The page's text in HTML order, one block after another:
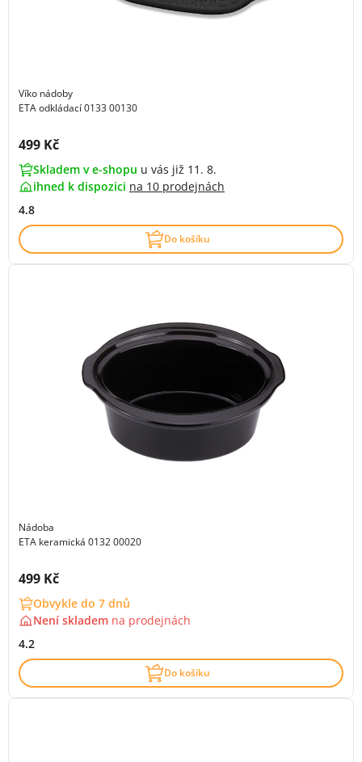
Víko nádoby
ETA odkládací 0133 00130
Cena s DPH:
499 Kč
Skladem v e-shopu u vás již 11. 8.
ihned k dispozici na 10 prodejnách
4.8
Do košíku
Nádoba
ETA keramická 0132 00020
Cena s DPH:
499 Kč
Obvykle do 7 dnů
Není skladem na prodejnách
4.2
Do košíku